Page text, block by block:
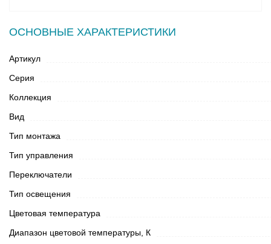
ОСНОВНЫЕ ХАРАКТЕРИСТИКИ
Артикул
Серия
Коллекция
Вид
Тип монтажа
Тип управления
Переключатели
Тип освещения
Цветовая температура
Диапазон цветовой температуры, К